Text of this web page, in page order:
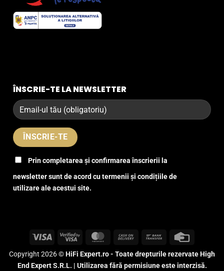
ÎNSCRIE-TE LA NEWSLETTER
Prin completarea și confirmarea înscrierii la
newsletter sunt de acord cu termenii și condițiile de
utilizare ale acestui site.
Visa
Visa
MasterCardCash
Delivery
Bank
Copyright 2026 ©HiFi Expert.ro - Toate drepturile rezervate High
End Expert S.R.L. | Utilizarea fără permisiune este interzisă.